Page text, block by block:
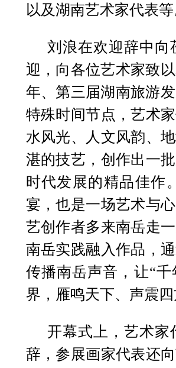
以及湖南艺术家代表
刘浪在欢迎辞中向
迎，向各位艺术家致
年、第三届湖南旅游
特殊时间节点，艺术
水风光、人文风韵、
湛的技艺，创作出一
时代发展的精品佳作
宴，也是一场艺术与
艺创作者多来南岳走
南岳实践融入作品，
传播南岳声音，让“
界，雁鸣天下、声震
开幕式上，艺术家
辞，参展画家代表还